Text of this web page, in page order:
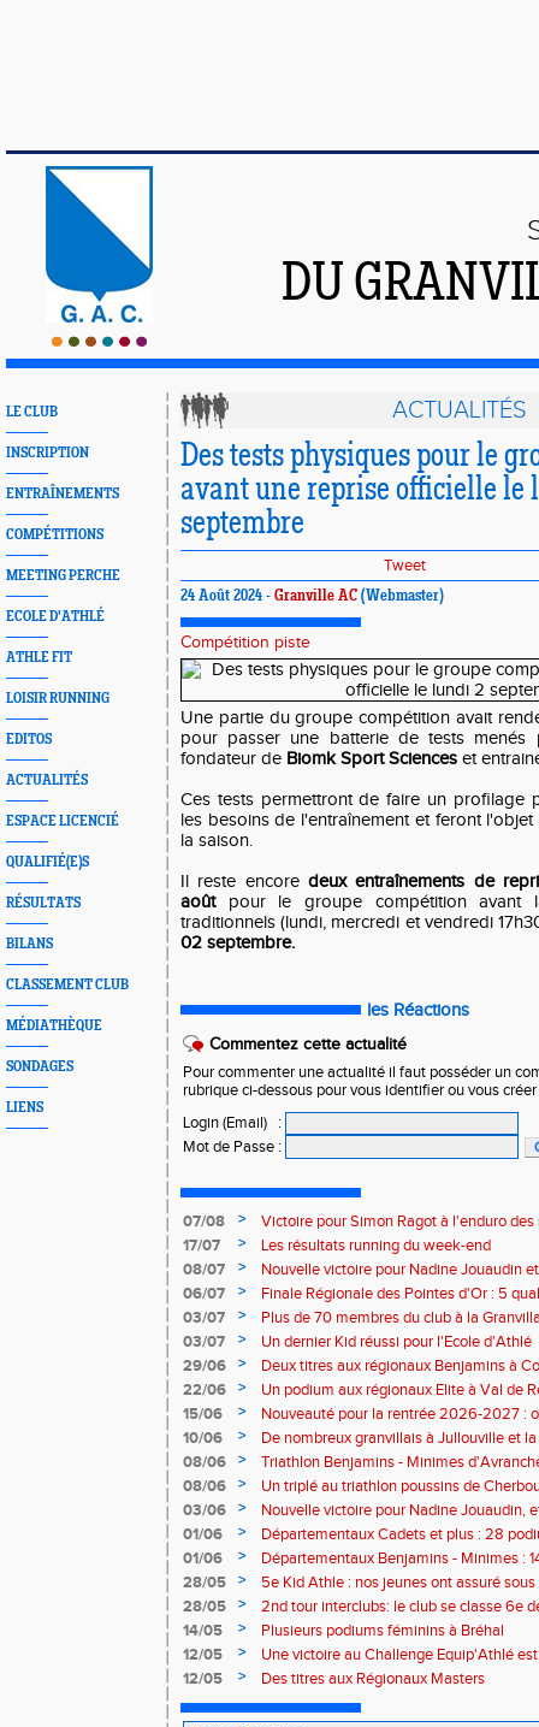
DU
LE CLUB
INSCRIPTION
ENTRAÎNEMENTS
COMPÉTITIONS
MEETING PERCHE
ECOLE D'ATHLÉ
ATHLE FIT
LOISIR RUNNING
EDITOS
ACTUALITÉS
ESPACE LICENCIÉ
QUALIFIÉ(E)S
RÉSULTATS
BILANS
CLASSEMENT CLUB
MÉDIATHÈQUE
SONDAGES
LIENS
ACTUALITÉS
Des tests physiques pour le
avant une reprise officielle le
septembre
Tweet
24 Août 2024 - Granville AC (Webmaster)
Compétition piste
Une partie du groupe compétition avait
pour passer une batterie de tests
fondateur de Biomk Sport Sciences et
Ces tests permettront de faire un profilage
les besoins de l'entraînement et feront
la saison.
Il reste encoredeux entraînements de
août pour le groupe compétition avant
traditionnels (lundi, mercredi et vendredi
02 septembre.
les Réactions
Commentez cette actualité
Pour commenter une actualité il faut posséder un
rubrique ci-dessous pour vous identifier ou vous
Login (Email)
:
Mot de Passe :
07/08 >
Victoire pour Simon Ragot à l'enduro des
17/07
>
Les résultats running du week-end
08/07
>
Nouvelle victoire pour Nadine Jouaudin
06/07
>
Finale Régionale des Pointes d'Or : 5
03/07
>
Plus de 70 membres du club à la
03/07
>
Un dernier Kid réussi pour l'Ecole d'Athlé
29/06
>
Deux titres aux régionaux Benjamins à
22/06
>
Un podium aux régionaux Elite à Val de
15/06
>
Nouveauté pour la rentrée 2026-2027 :
Baby Athlé
10/06 >
De nombreux granvillais à Jullouville et
Jouaudin et Marius Delchard
08/06 >
Triathlon Benjamins - Minimes
victoire
08/06 >
Un triplé au triathlon poussins de
03/06
>
Nouvelle victoire pour Nadine Jouaudin,
granvillais à Saint-Loup
01/06 >
Départementaux Cadets et plus : 28
01/06
>
Départementaux Benjamins - Minimes :
28/05
>
5e Kid Athle : nos jeunes ont assuré
28/05
>
2nd tour interclubs: le club se classe 6e
14/05
>
Plusieurs podiums féminins à Bréhal
12/05
>
Une victoire au Challenge Equip'Athlé
12/05
> Des titres aux Régionaux Masters